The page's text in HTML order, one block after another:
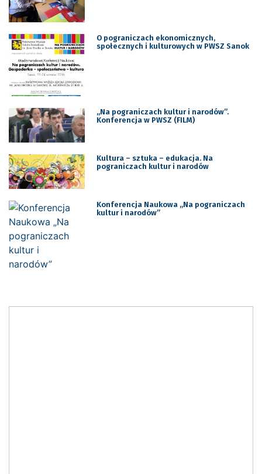
O pograniczach ekonomicznych,
społecznych i kulturowych w PWSZ Sanok
„Na pograniczach kultur i narodów”.
Konferencja w PWSZ (FILM)
Kultura – sztuka – edukacja. Na
pograniczach kultur i narodów
Konferencja Naukowa „Na pograniczach
kultur i narodów”